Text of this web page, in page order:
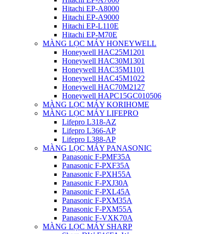
Hitachi EP-A8000
Hitachi EP-A9000
Hitachi EP-L110E
Hitachi EP-M70E
MÀNG LỌC MÁY HONEYWELL
Honeywell HAC25M1201
Honeywell HAC30M1301
Honeywell HAC35M1101
Honeywell HAC45M1022
Honeywell HAC70M2127
Honeywell HAPC15GC010506
MÀNG LỌC MÁY KORIHOME
MÀNG LỌC MÁY LIFEPRO
Lifepro L318-AZ
Lifepro L366-AP
Lifepro L388-AP
MÀNG LỌC MÁY PANASONIC
Panasonic F-PMF35A
Panasonic F-PXF35A
Panasonic F-PXH55A
Panasonic F-PXJ30A
Panasonic F-PXL45A
Panasonic F-PXM35A
Panasonic F-PXM55A
Panasonic F-VXK70A
MÀNG LỌC MÁY SHARP